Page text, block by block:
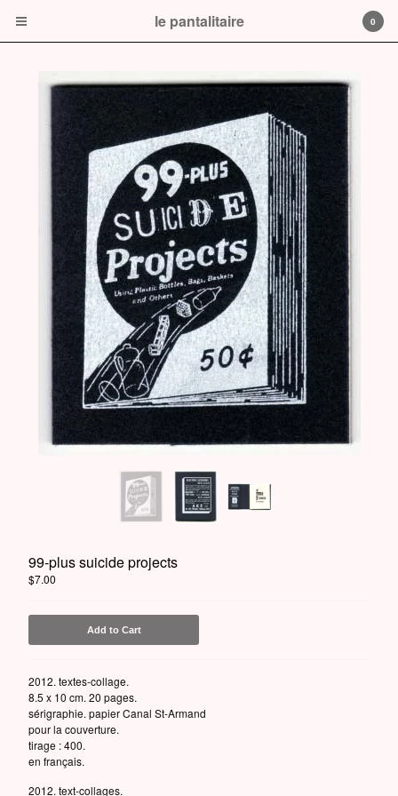
$ 0.00
0
Products
Prints
book
CD or DVD
le pantalitaire
Contact
Powered by Big Cartel
0
le pantalitaire
99-plus suicide projects
$7.00
Add to Cart
2012. textes-collage.
8.5 x 10 cm. 20 pages.
sérigraphie. papier Canal St-Armand
pour la couverture.
tirage : 400.
en français.
2012. text-collages.